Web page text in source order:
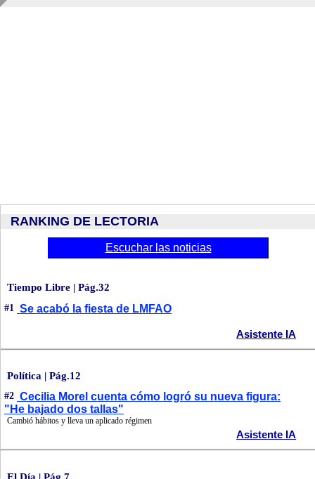
RANKING DE LECTORIA
Escuchar las noticias
Tiempo Libre | Pág.32
#1 Se acabó la fiesta de LMFAO
Asistente IA
Política | Pág.12
#2 Cecilia Morel cuenta cómo logró su nueva figura:
"He bajado dos tallas"
Cambió hábitos y lleva un aplicado régimen
Asistente IA
El Día | Pág.7